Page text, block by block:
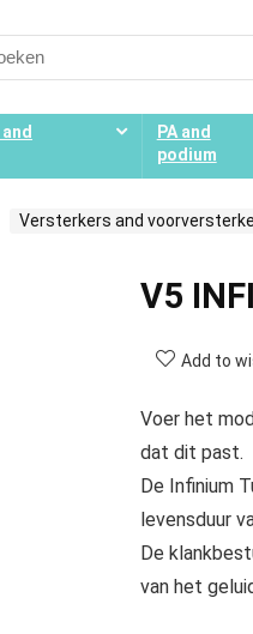
PA and
podium
Versterkers and
V5
Add to
Voer het
dat dit past.
De Infinium
levensduur
De
van het